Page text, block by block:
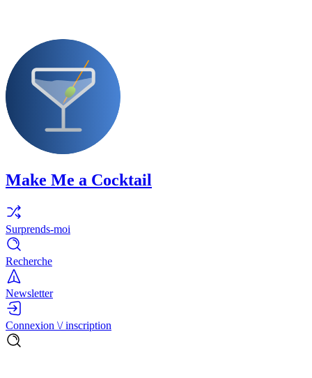
Make Me a Cocktail
Surprends-moi
Recherche
Newsletter
Connexion \/ inscription